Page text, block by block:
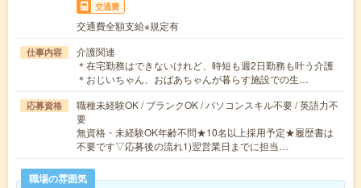
交通費
交通費全額支給※規定有
仕事内容
介護関連
＊在宅勤務はできないけれど、時短も週2日勤務も叶う介護
＊おじいちゃん、おばあちゃんが暮らす施設での生…
応募資格
職種未経験OK / ブランクOK / パソコンスキル不要 / 英語力不
要
無資格・未経験OK年齢不問★10名以上採用予定★履歴書は
不要です▽応募後の流れ1)翌営業日までに担当…
職場の雰囲気